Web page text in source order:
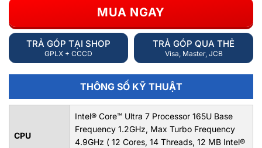
MUA NGAY
TRẢ GÓP TẠI SHOP
GPLX + CCCD
TRẢ GÓP QUA THẺ
Visa, Master, JCB
THÔNG SỐ KỸ THUẬT
CPU
Intel® Core™ Ultra 7 Processor 165U Base
Frequency 1.2GHz, Max Turbo Frequency
4.9GHz ( 12 Cores, 14 Threads, 12 MB Intel®